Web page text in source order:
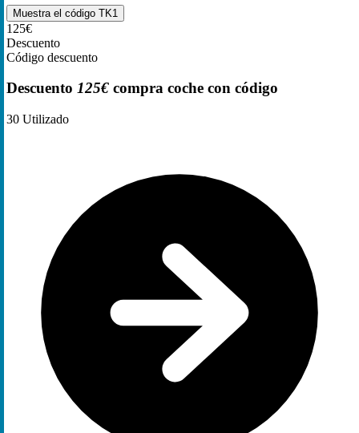
Muestra el código TK1
125€
Descuento
Código descuento
Descuento 125€ compra coche con código
30 Utilizado